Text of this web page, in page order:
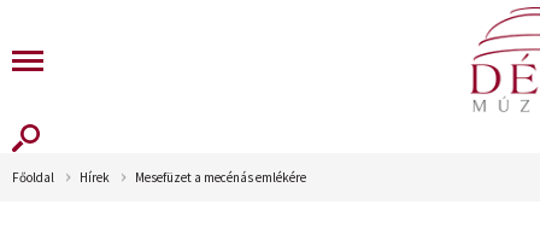
Főoldal Hírek Mesefüzet a mecénás emlékére